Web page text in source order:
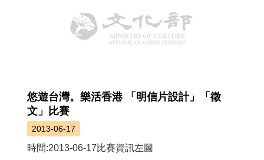
悠遊台灣。樂活香港 「明信片設計」「徵
文」比賽
2013-06-17
時間:2013-06-17比賽資訊左圖